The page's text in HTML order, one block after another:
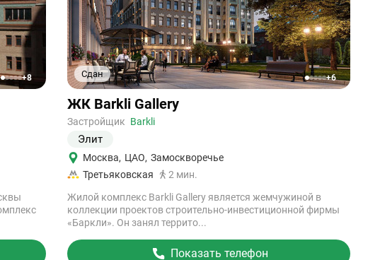
12345+8 Сдан
12345+6
Ссылка
на
объект
ЖК Barkli Gallery
Застройщик Barkli
Элит
Москва, ЦАО, Замоскворечье
Третьяковская
2 мин.
Жилой комплекс Barkli Gallery является жемчужиной в
коллекции проектов строительно-инвестиционной фирмы
«Баркли». Он занял террито...
Показать телефон